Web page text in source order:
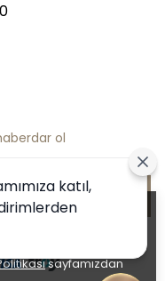
iyileştirmek için
sayfamızdan
ol
Bize Katıl
katıl,